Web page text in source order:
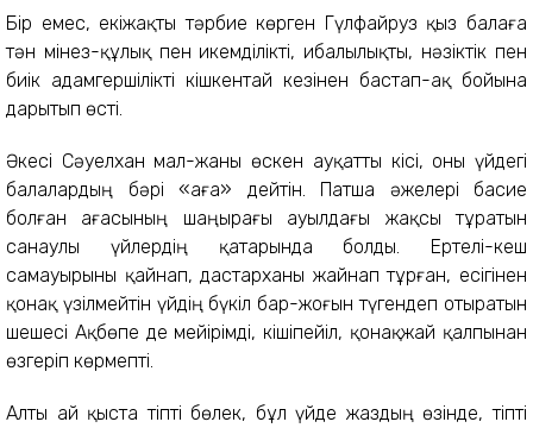
Бір емес, екіжақты тәрбие көрген Гүлфайруз қыз балаға
тән мінез-құлық пен икемділікті, ибалылықты, нәзіктік пен
биік адамгершілікті кішкентай кезінен бастап-ақ бойына
дарытып өсті.
Әкесі Сәуелхан мал-жаны өскен ауқатты кісі, оны үйдегі
балалардың бәрі «аға» дейтін. Патша әжелері басие
болған ағасының шаңырағы ауылдағы жақсы тұратын
санаулы үйлердің қатарында болды. Ертелі-кеш
самауырыны қайнап, дастарханы жайнап тұрған, есігінен
қонақ үзілмейтін үйдің бүкіл бар-жоғын түгендеп отыратын
шешесі Ақбөпе де мейірімді, кішіпейіл, қонақжай қалпынан
өзгеріп көрмепті.
Алты ай қыста тіпті бөлек, бұл үйде жаздың өзінде, тіпті